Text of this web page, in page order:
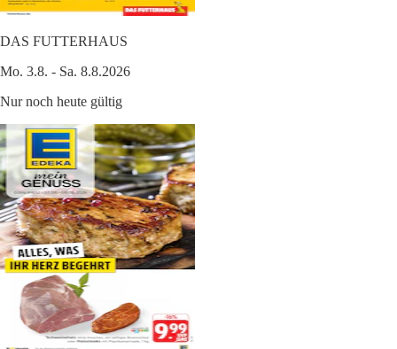
DAS FUTTERHAUS
Mo. 3.8. - Sa. 8.8.2026
Nur noch heute gültig